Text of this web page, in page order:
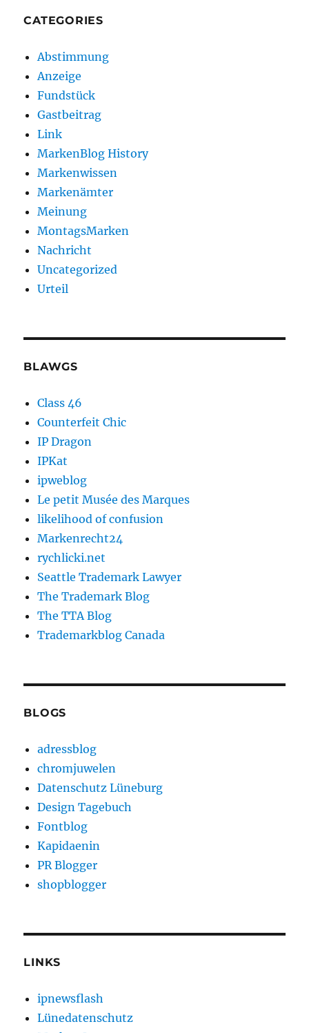
CATEGORIES
Abstimmung
Anzeige
Fundstück
Gastbeitrag
Link
MarkenBlog History
Markenwissen
Markenämter
Meinung
MontagsMarken
Nachricht
Uncategorized
Urteil
BLAWGS
Class 46
Counterfeit Chic
IP Dragon
IPKat
ipweblog
Le petit Musée des Marques
likelihood of confusion
Markenrecht24
rychlicki.net
Seattle Trademark Lawyer
The Trademark Blog
The TTA Blog
Trademarkblog Canada
BLOGS
adressblog
chromjuwelen
Datenschutz Lüneburg
Design Tagebuch
Fontblog
Kapidaenin
PR Blogger
shopblogger
LINKS
ipnewsflash
Lünedatenschutz